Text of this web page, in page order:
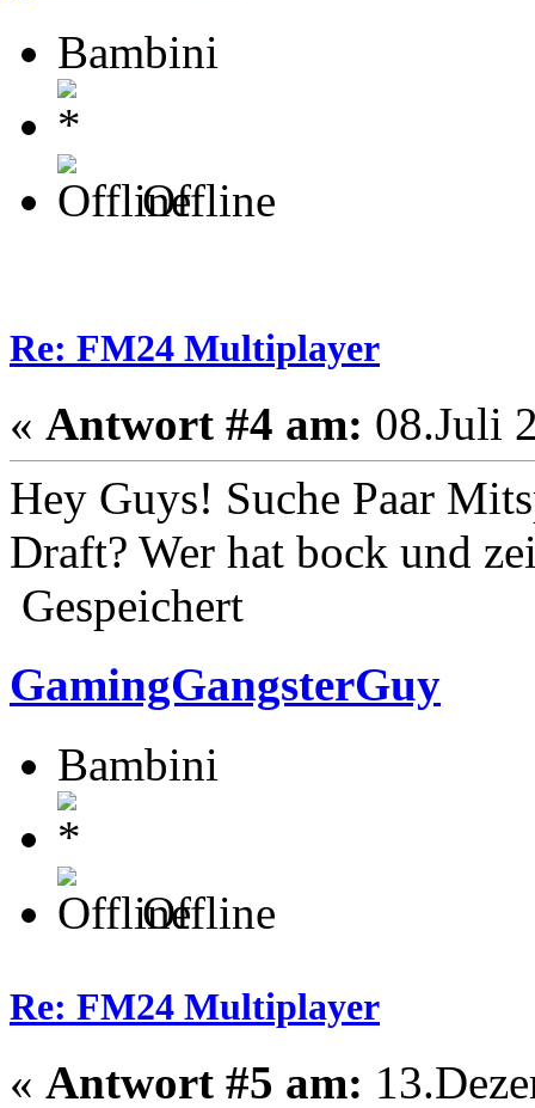
Bambini
Offline
Re: FM24 Multiplayer
« Antwort #4 am: 08.Juli
Hey Guys! Suche Paar
Draft? Wer hat bock und
Gespeichert
GamingGangsterGuy
Bambini
Offline
Re: FM24 Multiplayer
« Antwort #5 am: